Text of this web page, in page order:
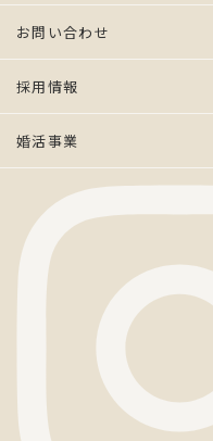
お問い合わせ
採用情報
婚活事業